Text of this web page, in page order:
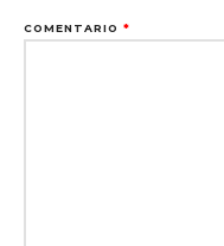
COMENTARIO *